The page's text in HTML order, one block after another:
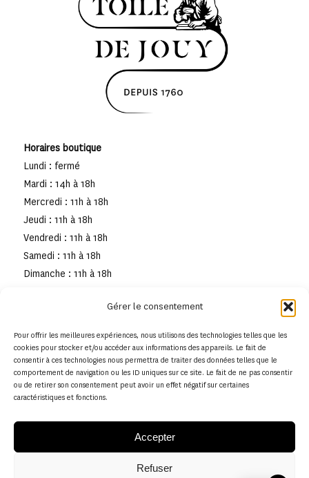
Gérer le consentement
Pour offrir les meilleures expériences, nous utilisons des technologies telles que les
cookies pour stocker et/ou accéder aux informations des appareils. Le fait de
consentir à ces technologies nous permettra de traiter des données telles que le
comportement de navigation ou les ID uniques sur ce site. Le fait de ne pas consentir
ou de retirer son consentement peut avoir un effet négatif sur certaines
caractéristiques et fonctions.
Accepter
Refuser
Horaires boutique
Lundi : fermé
Mardi : 14h à 18h
Mercredi : 11h à 18h
Jeudi : 11h à 18h
Vendredi : 11h à 18h
Samedi : 11h à 18h
Dimanche : 11h à 18h